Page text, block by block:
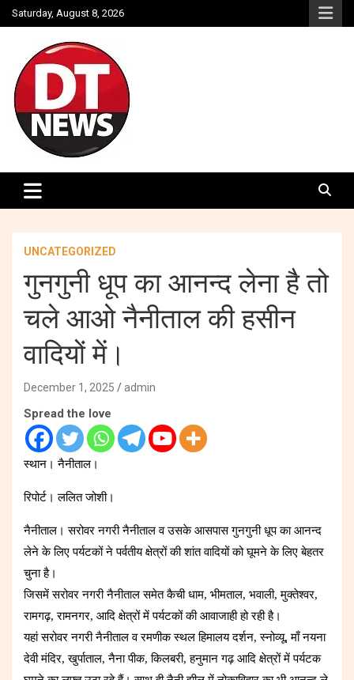
Skip
to
Saturday, August 8, 2026
DOON TIMES
UNCATEGORIZED
गुनगुनी धूप का आनन्द लेना है तो
चले आओ नैनीताल की हसीन
वादियों में।
December 1, 2025 admin
Spread the love
स्थान। नैनीताल।
रिपोर्ट। ललित जोशी।
नैनीताल। सरोवर नगरी नैनीताल व उसके आसपास गुनगुनी धूप का आनन्द
लेने के लिए पर्यटकों ने पर्वतीय क्षेत्रों की शांत वादियों को घूमने के लिए बेहतर
चुना है।
जिसमें सरोवर नगरी नैनीताल समेत कैची धाम, भीमताल, भवाली, मुक्तेश्वर,
रामगढ़, रामनगर, आदि क्षेत्रों में पर्यटकों की आवाजाही हो रही है।
यहां सरोवर नगरी नैनीताल व रमणीक स्थल हिमालय दर्शन, स्नोव्यू, माँ नयना
देवी मंदिर, खुर्पाताल, नैना पीक, किलबरी, हनुमान गढ़ आदि क्षेत्रों में पर्यटक